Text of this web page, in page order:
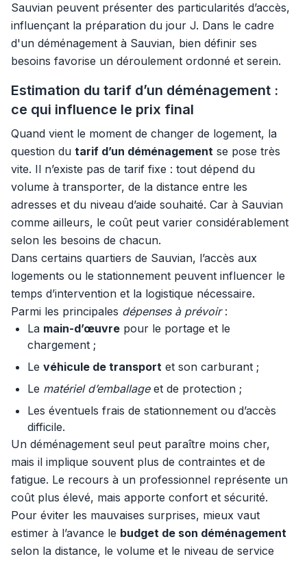
Sauvian peuvent présenter des particularités d’accès,
influençant la préparation du jour J. Dans le cadre
d'un déménagement à Sauvian, bien définir ses
besoins favorise un déroulement ordonné et serein.
Estimation du tarif d’un déménagement :
ce qui influence le prix final
Quand vient le moment de changer de logement, la
question du tarif d’un déménagement se pose très
vite. Il n’existe pas de tarif fixe : tout dépend du
volume à transporter, de la distance entre les
adresses et du niveau d’aide souhaité. Car à Sauvian
comme ailleurs, le coût peut varier considérablement
selon les besoins de chacun.
Dans certains quartiers de Sauvian, l’accès aux
logements ou le stationnement peuvent influencer le
temps d’intervention et la logistique nécessaire.
Parmi les principales dépenses à prévoir:
La main-d’œuvre pour le portage et le
chargement ;
Le véhicule de transport et son carburant ;
Le matériel d’emballageet de protection ;
Les éventuels frais de stationnement ou d’accès
difficile.
Un déménagement seul peut paraître moins cher,
mais il implique souvent plus de contraintes et de
fatigue. Le recours à un professionnel représente un
coût plus élevé, mais apporte confort et sécurité.
Pour éviter les mauvaises surprises, mieux vaut
estimer à l’avance le budget de son déménagement
selon la distance, le volume et le niveau de service